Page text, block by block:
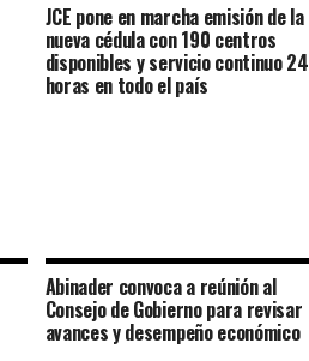
JCE pone en marcha emisión de la
nueva cédula con 190 centros
disponibles y servicio continuo 24
horas en todo el país
Abinader convoca a reúnión al
Consejo de Gobierno para revisar
avances y desempeño económico